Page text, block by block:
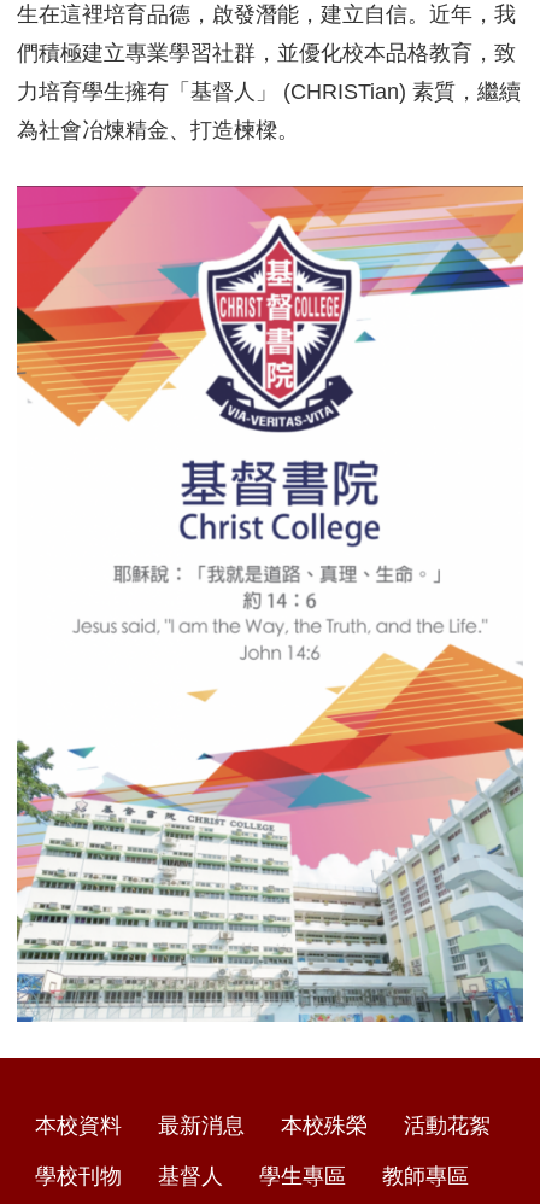
生在這裡培育品德，啟發潛能，建立自信。近年，我
們積極建立專業學習社群，並優化校本品格教育，致
力培育學生擁有「基督人」 (CHRISTian) 素質，繼續
為社會冶煉精金、打造楝樑。
本校資料 最新消息 本校殊榮 活動花絮
學校刊物 基督人 學生專區 教師專區